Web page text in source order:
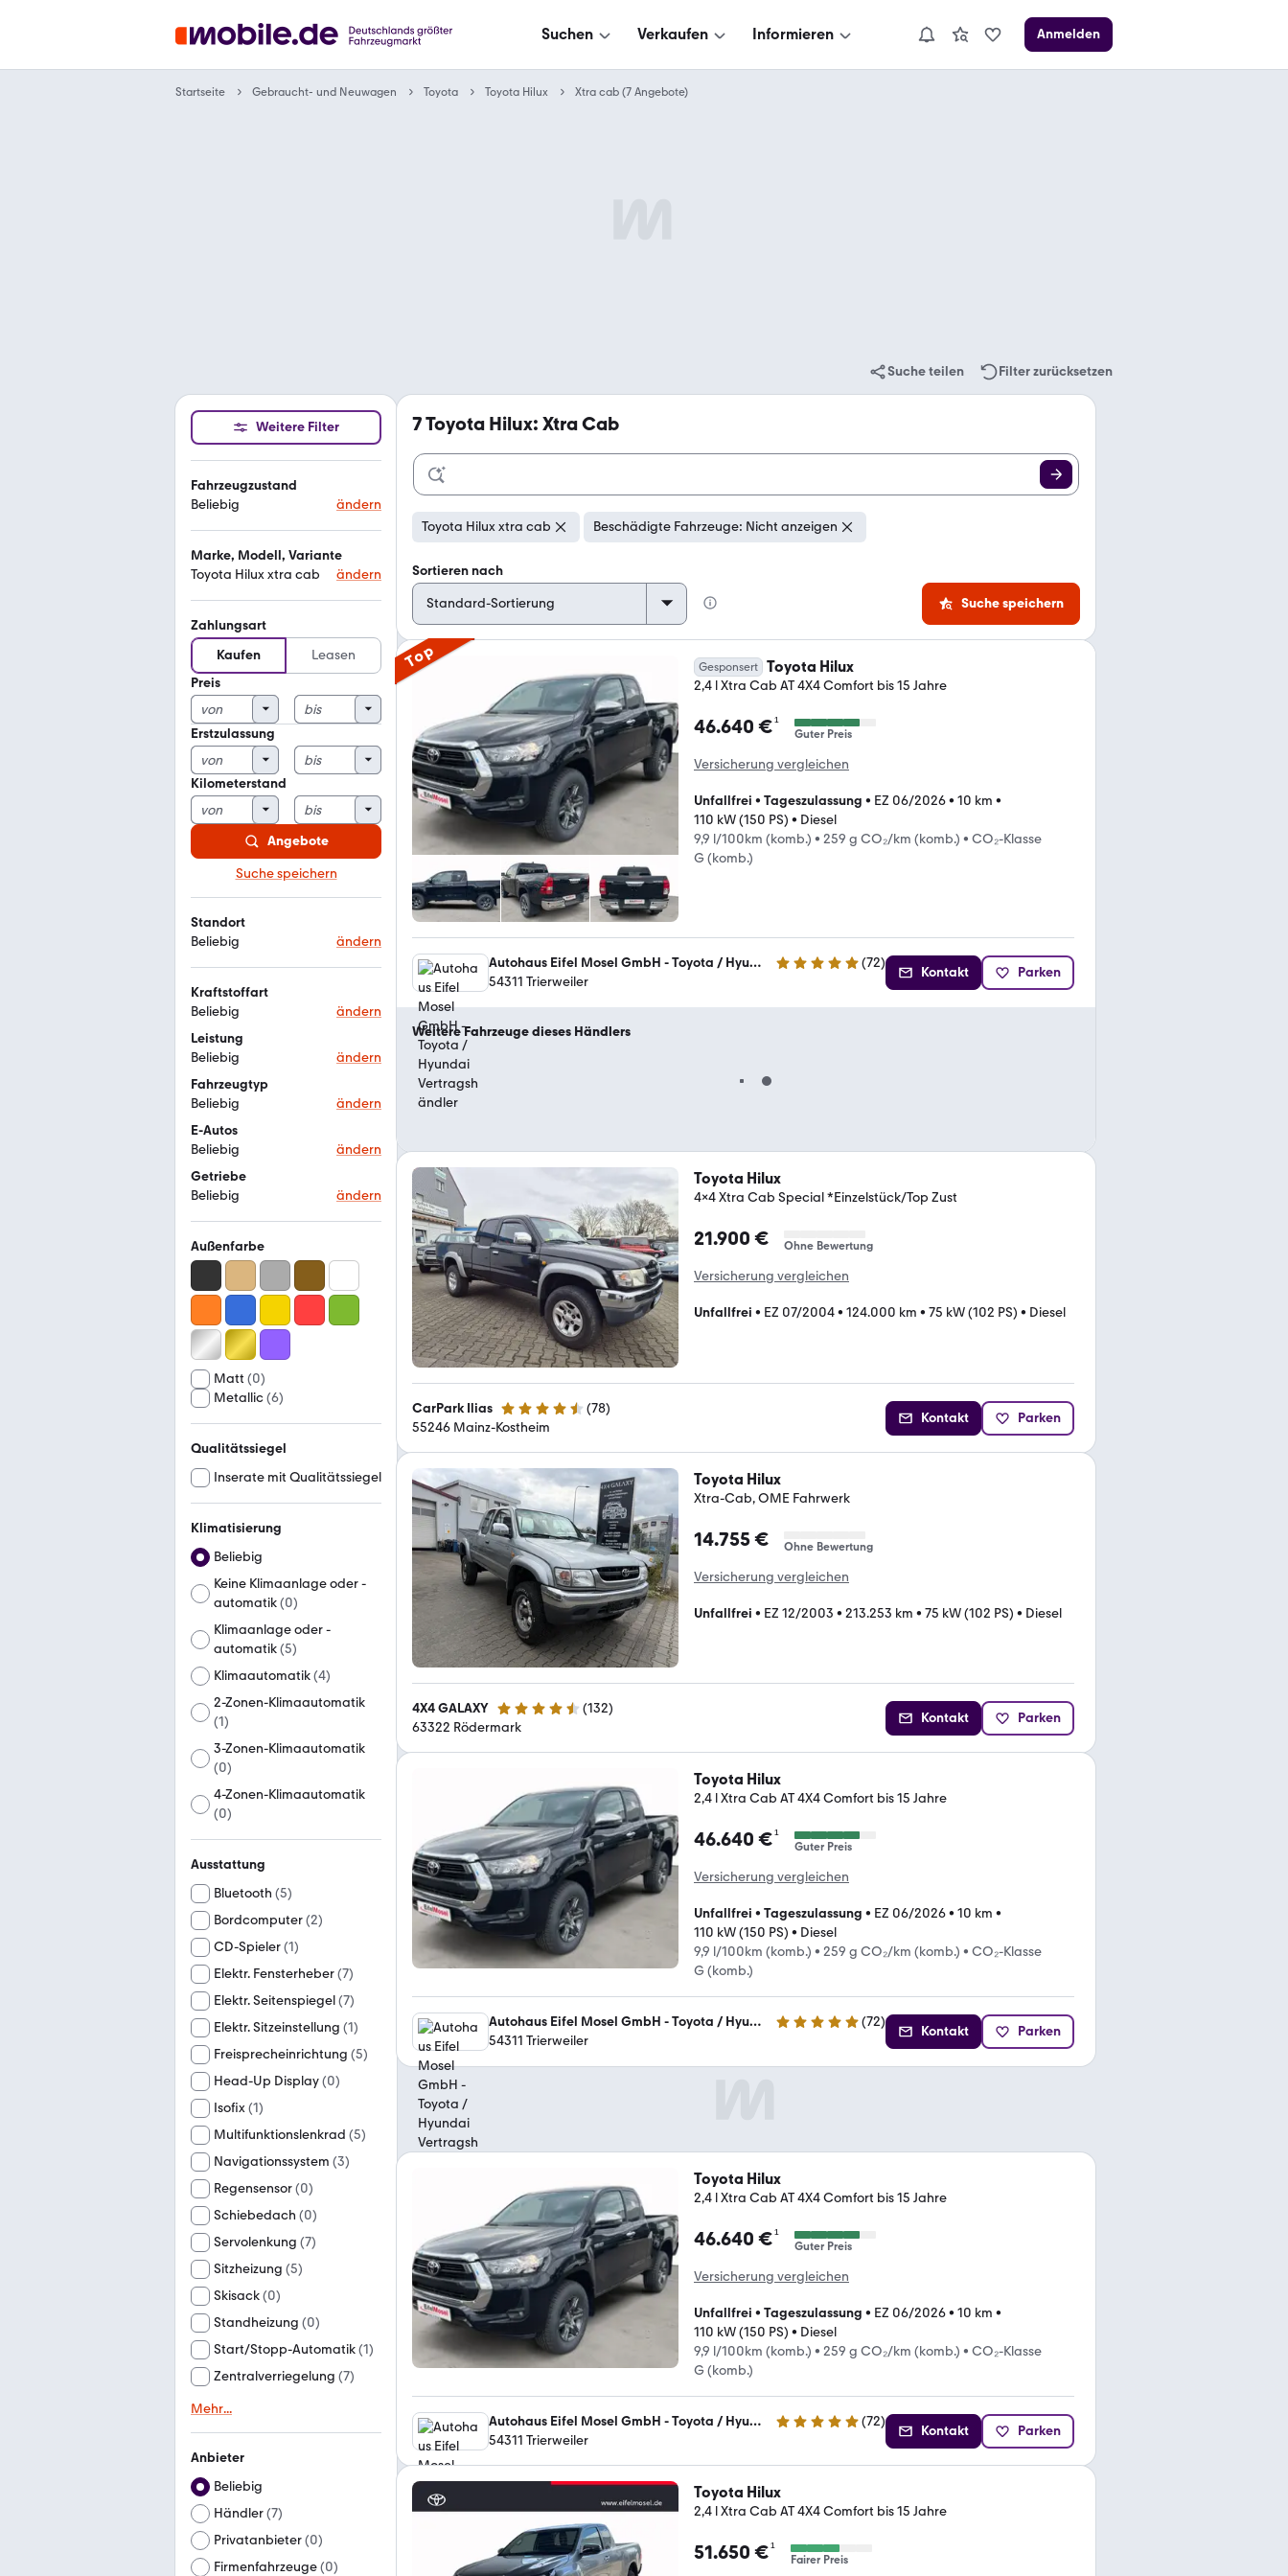
Suchen Verkaufen Informieren Anmelden
Startseite Gebraucht- und Neuwagen Toyota Toyota Hilux Xtra cab (7 Angebote)
Suche teilen Filter zurücksetzen
Weitere Filter
Fahrzeugzustand
Beliebig
ändern
Marke, Modell, Variante
Toyota Hilux xtra cab
ändern
Zahlungsart
Kaufen
Leasen
Preis
Erstzulassung
Kilometerstand
Angebote
Suche speichern
Standort
Beliebig
ändern
Kraftstoffart
Beliebig
ändern
Leistung
Beliebig
ändern
Fahrzeugtyp
Beliebig
ändern
E-Autos
Beliebig
ändern
Getriebe
Beliebig
ändern
Außenfarbe
Matt (0)
Metallic(6)
Qualitätssiegel
Inserate mit Qualitätssiegel
Klimatisierung
Beliebig
Keine Klimaanlage oder -
automatik(0)
Klimaanlage oder -
automatik(5)
Klimaautomatik(4)
2-Zonen-Klimaautomatik
(1)
3-Zonen-Klimaautomatik
(0)
4-Zonen-Klimaautomatik
(0)
Ausstattung
Bluetooth (5)
Bordcomputer(2)
CD-Spieler(1)
Elektr. Fensterheber(7)
Elektr. Seitenspiegel(7)
Elektr. Sitzeinstellung (1)
Freisprecheinrichtung (5)
Head-Up Display(0)
Isofix(1)
Multifunktionslenkrad (5)
Navigationssystem (3)
Regensensor(0)
Schiebedach (0)
Servolenkung (7)
Sitzheizung (5)
Skisack(0)
Standheizung (0)
Start/Stopp-Automatik(1)
Zentralverriegelung (7)
Mehr...
Anbieter
Beliebig
Händler(7)
Privatanbieter(0)
Firmenfahrzeuge(0)
7Toyota Hilux: Xtra Cab
Toyota Hilux xtra cab Beschädigte Fahrzeuge: Nicht anzeigen
Sortieren nach
Suche speichern
Top Gesponsert Toyota Hilux
2,4 l Xtra Cab AT 4X4 Comfort bis 15 Jahre
46.640 €¹
Guter Preis
Versicherung vergleichen
Unfallfrei • Tageszulassung • EZ 06/2026• 10 km •
110 kW (150 PS) • Diesel
9,9 l/100km (komb.) • 259 g CO₂/km (komb.) • CO₂-Klasse
G (komb.)
Autohaus Eifel Mosel GmbH - Toyota / Hyundai Vertragshändler 4.8 Sterne (72)
54311 Trierweiler
Kontakt Parken
Weitere Fahrzeuge dieses Händlers
Toyota Hilux
4x4 Xtra Cab Special *Einzelstück/Top Zust
21.900 € Ohne Bewertung
Versicherung vergleichen
Unfallfrei • EZ 07/2004• 124.000 km • 75 kW (102 PS) • Diesel
CarPark Ilias 4.3 Sterne (78)
55246 Mainz-Kostheim
Kontakt Parken
Toyota Hilux
Xtra-Cab, OME Fahrwerk
14.755 € Ohne Bewertung
Versicherung vergleichen
Unfallfrei • EZ 12/2003 • 213.253 km • 75 kW (102 PS) • Diesel
4X4 GALAXY 4.5 Sterne (132)
63322 Rödermark
Kontakt Parken
Toyota Hilux
2,4 l Xtra Cab AT 4X4 Comfort bis 15 Jahre
46.640 €¹
Guter Preis
Versicherung vergleichen
Unfallfrei • Tageszulassung • EZ 06/2026• 10 km •
110 kW (150 PS) • Diesel
9,9 l/100km (komb.) • 259 g CO₂/km (komb.) • CO₂-Klasse
G (komb.)
Autohaus Eifel Mosel GmbH - Toyota / Hyundai Vertragshändler 4.8 Sterne (72)
54311 Trierweiler
Kontakt Parken
Toyota Hilux
2,4 l Xtra Cab AT 4X4 Comfort bis 15 Jahre
46.640 €¹
Guter Preis
Versicherung vergleichen
Unfallfrei • Tageszulassung • EZ 06/2026• 10 km •
110 kW (150 PS) • Diesel
9,9 l/100km (komb.) • 259 g CO₂/km (komb.) • CO₂-Klasse
G (komb.)
Autohaus Eifel Mosel GmbH - Toyota / Hyundai Vertragshändler 4.8 Sterne (72)
54311 Trierweiler
Kontakt Parken
Toyota Hilux
2,4 l Xtra Cab AT 4X4 Comfort bis 15 Jahre
51.650 €¹
Fairer Preis